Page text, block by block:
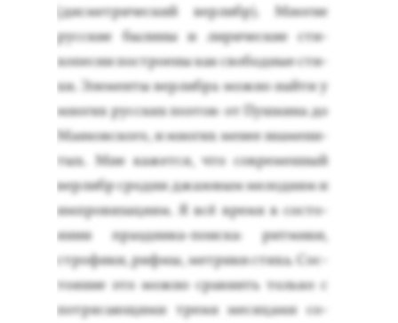
(дис­метри­чес­кий вер­либр). Мно­гие
рус­ские бы­лины и ли­ричес­кие сти­
хопес­ни пос­тро­ены как сво­бод­ные сти­
хи. Эле­мен­ты вер­либра мож­но най­ти у
мно­гих рус­ских по­этов: от Пуш­ки­на до
Ма­яков­ско­го, и мно­гих ме­нее зна­мени­
тых. Мне ка­жет­ся, что сов­ре­мен­ный
вер­либр срод­ни джа­зовым ме­лоди­ям и
им­про­виза­ци­ям. Я всё вре­мя в сос­то­
янии праз­дни­ка-по­ис­ка: рит­ми­ки,
стро­фики, риф­мы, мет­ри­ки сти­ха. Сос­
то­яние это мож­но срав­нить толь­ко с
пот­ря­са­ющи­ми тре­мя ме­сяца­ми со­